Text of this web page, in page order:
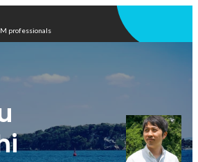
professionals